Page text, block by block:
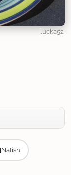
lucka52
Natisni